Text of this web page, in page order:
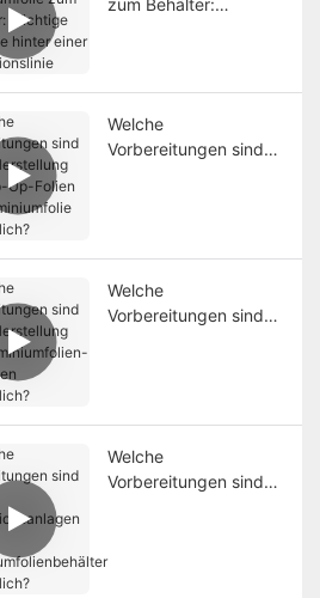
Welche
Vorbereitungen sind
Welche
Vorbereitungen sind
Welche
Vorbereitungen sind
für